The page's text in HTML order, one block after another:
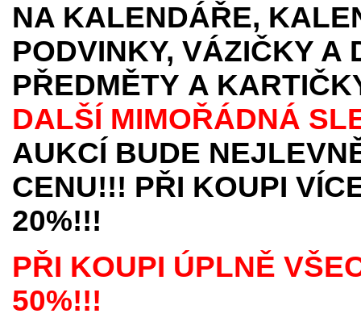
NA KALENDÁŘE,
PODVINKY, VÁZIČKY A
PŘEDMĚTY A
DALŠÍ MIMOŘÁDNÁ
AUKCÍ BUDE
CENU!!! PŘI KOUPI
20%!!!
PŘI KOUPI ÚPLNĚ
50%!!!